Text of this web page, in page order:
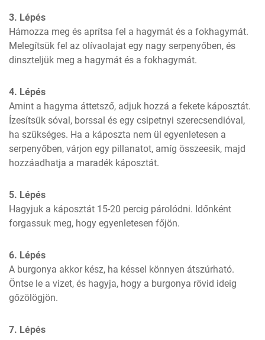
3. Lépés
Hámozza meg és aprítsa fel a hagymát és a fokhagymát.
Melegítsük fel az olívaolajat egy nagy serpenyőben, és
dinszteljük meg a hagymát és a fokhagymát.
4. Lépés
Amint a hagyma áttetsző, adjuk hozzá a fekete káposztát.
Ízesítsük sóval, borssal és egy csipetnyi szerecsendióval,
ha szükséges. Ha a káposzta nem ül egyenletesen a
serpenyőben, várjon egy pillanatot, amíg összeesik, majd
hozzáadhatja a maradék káposztát.
5. Lépés
Hagyjuk a káposztát 15-20 percig párolódni. Időnként
forgassuk meg, hogy egyenletesen főjön.
6. Lépés
A burgonya akkor kész, ha késsel könnyen átszúrható.
Öntse le a vizet, és hagyja, hogy a burgonya rövid ideig
gőzölögjön.
7. Lépés